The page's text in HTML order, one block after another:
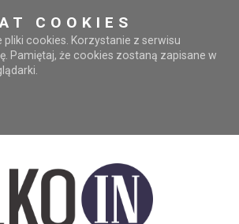
COOKIES
cookies. Korzystanie z serwisu
Pamiętaj, że cookies zostaną zapisane w